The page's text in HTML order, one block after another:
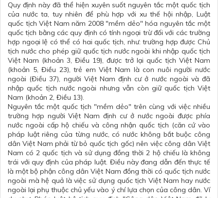
Quy định này đã thể hiện xuyên suốt nguyên tắc một quốc tịch
của nước ta, tuy nhiên để phù hợp với xu thế hội nhập, Luật
quốc tịch Việt Nam năm 2008 "mềm dẻo" hóa nguyên tắc một
quốc tịch bằng các quy định có tính ngoại trừ đối với các trường
hợp ngoại lệ có thể có hai quốc tịch, như: trường hợp được Chủ
tịch nước cho phép giữ quốc tịch nước ngoài khi nhập quốc tịch
Việt Nam (khoản 3, Điều 19), được trở lại quốc tịch Việt Nam
(khoản 5, Điều 23), trẻ em Việt Nam là con nuôi người nước
ngoài (Điều 37), người Việt Nam định cư ở nước ngoài và đã
nhập quốc tịch nước ngoài nhưng vẫn còn giữ quốc tịch Việt
Nam (khoản 2, Điều 13).
Nguyên tắc một quốc tịch "mềm dẻo" trên cùng với việc nhiều
trường hợp người Việt Nam định cư ở nước ngoài được phía
nước ngoài cấp hộ chiếu và công nhận quốc tịch (căn cứ vào
pháp luật riêng của từng nước, có nước không bắt buộc công
dân Việt Nam phải từ bỏ quốc tịch gốc) nên việc công dân Việt
Nam có 2 quốc tịch và sử dụng đồng thời 2 hộ chiếu là không
trái với quy định của pháp luật. Điều này đang dẫn đến thực tế
là một bộ phận công dân Việt Nam đồng thời có quốc tịch nước
ngoài mà hệ quả là việc sử dụng quốc tịch Việt Nam hay nước
ngoài lại phụ thuộc chủ yếu vào ý chí lựa chọn của công dân. Ví